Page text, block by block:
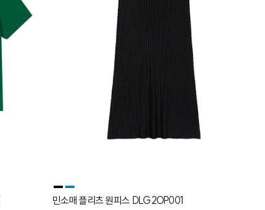
민소매 플리츠 원피스 DLG2OP001